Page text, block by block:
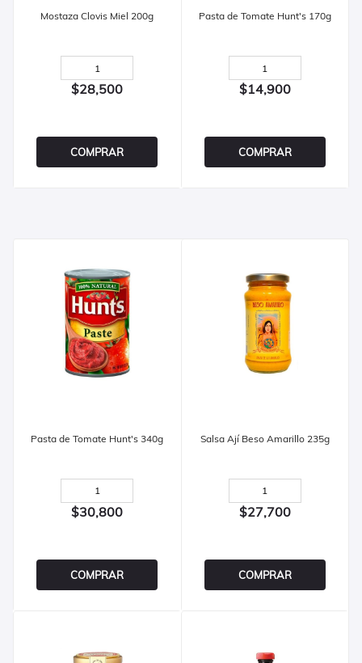
Mostaza Clovis Miel 200g
$28,500
COMPRAR
Pasta de Tomate Hunt's 170g
$14,900
COMPRAR
Pasta de Tomate Hunt's 340g
$30,800
COMPRAR
Salsa Ají Beso Amarillo 235g
$27,700
COMPRAR